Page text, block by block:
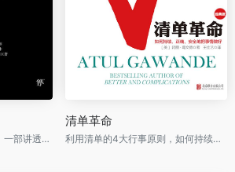
社会心理学领域扛鼎之作，一部讲透政治、经济、管理的心理学巨著，入选改变世界的20本书。
清单革命
利用清单的4大行事原则，如何持续、正确、安全地把事情做对！